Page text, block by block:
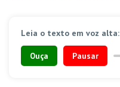
Leia o texto em voz alta:
Ouça Pausar